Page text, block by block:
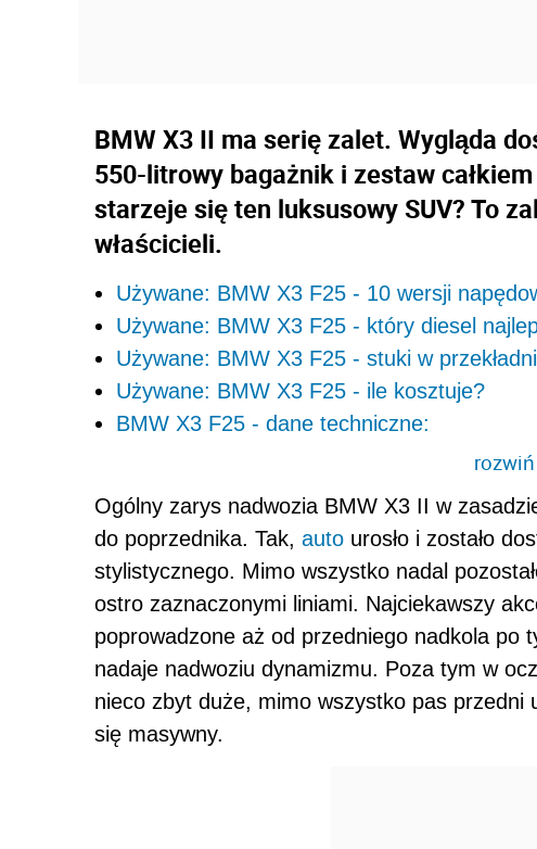
BMW X3 II ma serię zalet. Wygląda
550-litrowy bagażnik i zestaw
starzeje się ten luksusowy SUV? To
właścicieli.
Używane: BMW X3 F25 - 10 wersji
Używane: BMW X3 F25 - który diesel
Używane: BMW X3 F25 - stuki w
Używane: BMW X3 F25 - ile kosztuje?
BMW X3 F25 - dane techniczne:
rozwiń
Ogólny zarys nadwozia BMW X3 II w
do poprzednika. Tak, auto urosło i zostało
stylistycznego. Mimo wszystko nadal
ostro zaznaczonymi liniami. Najciekawszy
poprowadzone aż od przedniego nadkola po
nadaje nadwoziu dynamizmu. Poza tym w
nieco zbyt duże, mimo wszystko pas przedni
się masywny.